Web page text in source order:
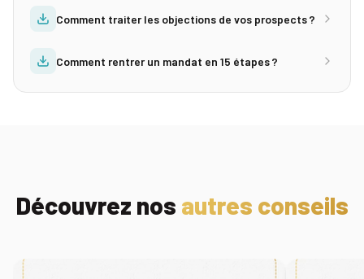
Comment traiter les objections de vos prospects ?
Comment rentrer un mandat en 15 étapes ?
Découvrez nos autres conseils